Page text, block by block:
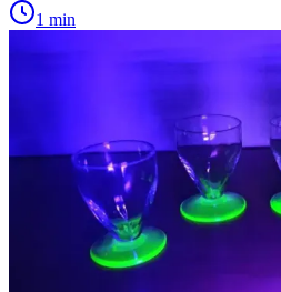
1 min